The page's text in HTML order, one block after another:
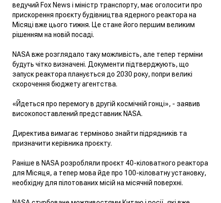
ведучий Fox News і міністр транспорту, має оголосити про
прискорення проєкту будівництва ядерного реактора на
Місяці вже цього тижня. Це стане його першим великим
рішенням на новій посаді.
NASA вже розглядало таку можливість, але тепер терміни
будуть чітко визначені. Документи підтверджують, що
запуск реактора планується до 2030 року, попри великі
скорочення бюджету агентства.
«Йдеться про перемогу в другій космічній гонці», - заявив
високопоставлений представник NASA.
Директива вимагає терміново знайти підрядників та
призначити керівника проєкту.
Раніше в NASA розробляли проєкт 40-кіловатного реактора
для Місяця, а тепер мова йде про 100-кіловатну установку,
необхідну для пілотованих місій на місячній поверхні.